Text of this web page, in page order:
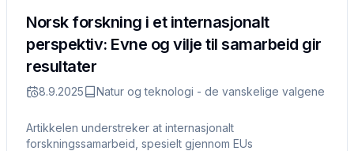
Norsk forskning i et internasjonalt
perspektiv: Evne og vilje til samarbeid gir
resultater
8.9.2025 Natur og teknologi - de vanskelige valgene
Artikkelen understreker at internasjonalt
forskningssamarbeid, spesielt gjennom EUs